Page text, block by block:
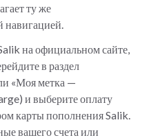
ту же
навигацией.
на официальном сайте,
в раздел
«Моя метка —
и выберите оплату
карты пополнения Salik.
вашего счета или